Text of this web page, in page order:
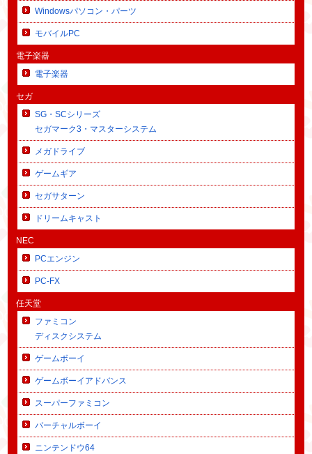
Windowsパソコン・パーツ
モバイルPC
電子楽器
電子楽器
セガ
SG・SCシリーズ
セガマーク3・マスターシステム
メガドライブ
ゲームギア
セガサターン
ドリームキャスト
NEC
PCエンジン
PC-FX
任天堂
ファミコン
ディスクシステム
ゲームボーイ
ゲームボーイアドバンス
スーパーファミコン
バーチャルボーイ
ニンテンドウ64